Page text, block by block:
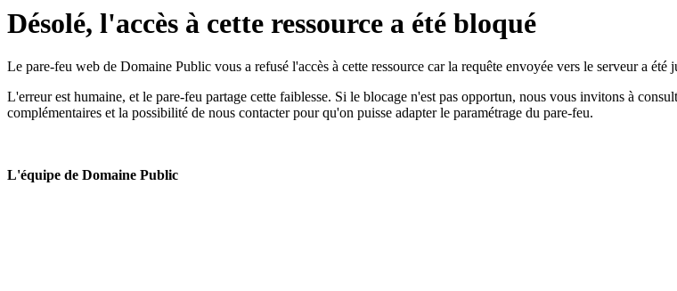
Désolé, l'accès à cette ressource a été bloqué
Le pare-feu web de Domaine Public vous a refusé l'accès à cette ressource car la requête envoyée vers le serveur a été
L'erreur est humaine, et le pare-feu partage cette faiblesse. Si le blocage n'est pas opportun, nous vous invitons à
complémentaires et la possibilité de nous contacter pour qu'on puisse adapter le paramétrage du pare-feu.
L'équipe de Domaine Public